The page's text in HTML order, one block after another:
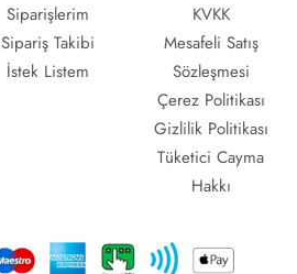
Siparişlerim
Sipariş Takibi
İstek Listem
KVKK
Mesafeli Satış
Sözleşmesi
Çerez Politikası
Gizlilik Politikası
Tüketici Cayma
Hakkı